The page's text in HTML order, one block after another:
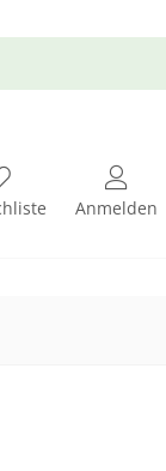
Anmelden